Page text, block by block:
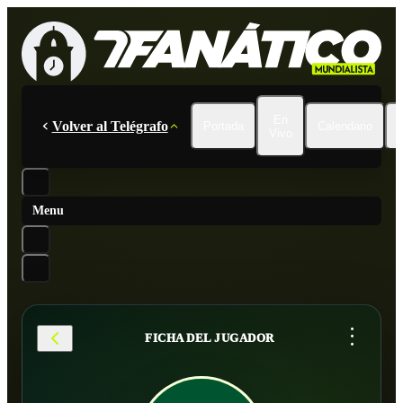
Volver al Telégrafo
Menu
FICHA DEL JUGADOR ...